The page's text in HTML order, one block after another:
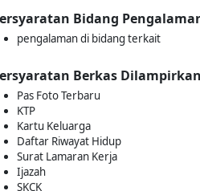
Bidang
pengalaman di bidang terkait
Berkas Dilampirkan
Pas Foto Terbaru
KTP
Kartu Keluarga
Daftar Riwayat Hidup
Surat Lamaran Kerja
Ijazah
SKCK